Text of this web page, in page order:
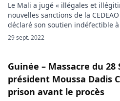
Le Mali a jugé « illégales et
nouvelles sanctions de la
déclaré son soutien indéfectible
son soutien aux autorités de la
29 sept. 2022
Guinée – Massacre du 28
président Moussa Dadis
prison avant le procès